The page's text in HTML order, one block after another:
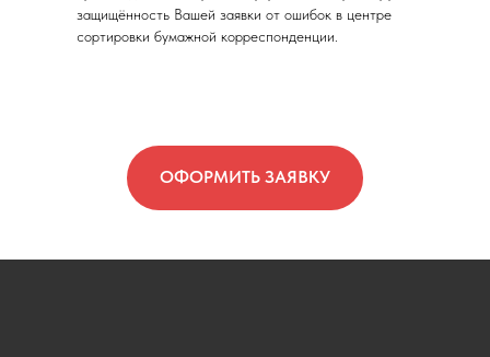
защищённость Вашей заявки от ошибок в центре
сортировки бумажной корреспонденции.
ОФОРМИТЬ ЗАЯВКУ